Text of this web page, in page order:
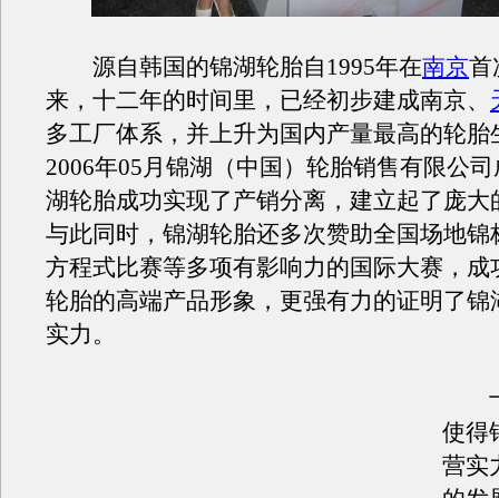
源自韩国的锦湖轮胎自1995年在南京首
来，十二年的时间里，已经初步建成南京、
多工厂体系，并上升为国内产量最高的轮胎
2006年05月锦湖（中国）轮胎销售有限公
湖轮胎成功实现了产销分离，建立起了庞大
与此同时，锦湖轮胎还多次赞助全国场地锦
方程式比赛等多项有影响力的国际大赛，成
轮胎的高端产品形象，更强有力的证明了锦
实力。
十
使得
营实